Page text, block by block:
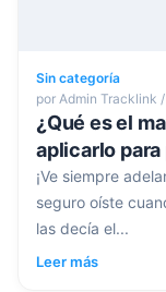
Sin categoría
por Admin Tracklink
¿Qué es el
aplicarlo
¡Ve siempre
seguro oíste
las decía el...
Leer más